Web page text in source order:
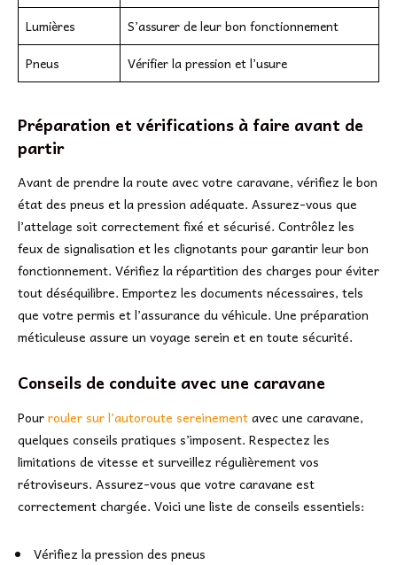
Lumières
S’assurer de leur bon fonctionnement
Pneus
Vérifier la pression et l’usure
Préparation et vérifications à faire avant de
partir
Avant de prendre la route avec votre caravane, vérifiez le bon
état des pneus et la pression adéquate. Assurez-vous que
l’attelage soit correctement fixé et sécurisé. Contrôlez les
feux de signalisation et les clignotants pour garantir leur bon
fonctionnement. Vérifiez la répartition des charges pour éviter
tout déséquilibre. Emportez les documents nécessaires, tels
que votre permis et l’assurance du véhicule. Une préparation
méticuleuse assure un voyage serein et en toute sécurité.
Conseils de conduite avec une caravane
Pourrouler sur l’autoroute sereinementavec une caravane,
quelques conseils pratiques s’imposent. Respectez les
limitations de vitesse et surveillez régulièrement vos
rétroviseurs. Assurez-vous que votre caravane est
correctement chargée. Voici une liste de conseils essentiels:
Vérifiez la pression des pneus